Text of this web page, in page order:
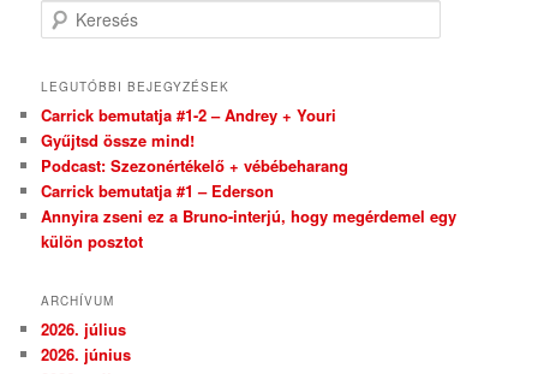
Keresés
LEGUTÓBBI BEJEGYZÉSEK
Carrick bemutatja #1-2 – Andrey + Youri
Gyűjtsd össze mind!
Podcast: Szezonértékelő + vébébeharang
Carrick bemutatja #1 – Ederson
Annyira zseni ez a Bruno-interjú, hogy megérdemel egy
külön posztot
ARCHÍVUM
2026. július
2026. június